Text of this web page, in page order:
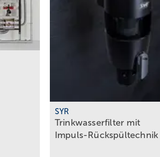
SYR
Trinkwasserfilter mit
Impuls-Rückspültechnik